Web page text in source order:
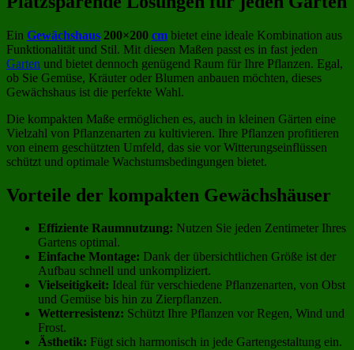
Ein Gewächshaus 200×200 cm bietet eine ideale Kombination aus
Funktionalität und Stil. Mit diesen Maßen passt es in fast jeden
Garten und bietet dennoch genügend Raum für Ihre Pflanzen. Egal,
ob Sie Gemüse, Kräuter oder Blumen anbauen möchten, dieses
Gewächshaus ist die perfekte Wahl.
Die kompakten Maße ermöglichen es, auch in kleinen Gärten eine
Vielzahl von Pflanzenarten zu kultivieren. Ihre Pflanzen profitieren
von einem geschützten Umfeld, das sie vor Witterungseinflüssen
schützt und optimale Wachstumsbedingungen bietet.
Vorteile der kompakten Gewächshäuser
Effiziente Raumnutzung: Nutzen Sie jeden Zentimeter Ihres
Gartens optimal.
Einfache Montage: Dank der übersichtlichen Größe ist der
Aufbau schnell und unkompliziert.
Vielseitigkeit: Ideal für verschiedene Pflanzenarten, von Obst
und Gemüse bis hin zu Zierpflanzen.
Wetterresistenz: Schützt Ihre Pflanzen vor Regen, Wind und
Frost.
Ästhetik: Fügt sich harmonisch in jede Gartengestaltung ein.